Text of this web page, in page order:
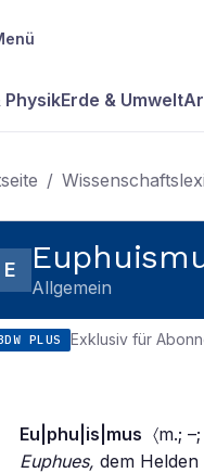
Erde & Umwelt
/
E
Allgemein
PLUS Exklusiv für
Eu|phu|is|mus 〈m.;
Euphues, dem